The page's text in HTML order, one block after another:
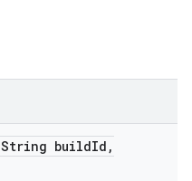
String buildId ,